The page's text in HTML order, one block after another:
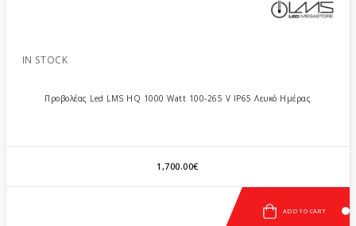
IN STOCK
Προβολέας Led LMS HQ 1000 Watt 100-265 V IP65 Λευκό Ημέρας
1,700.00€
ADD TO CART